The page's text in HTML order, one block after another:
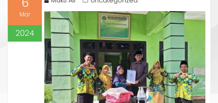
Mar
2024